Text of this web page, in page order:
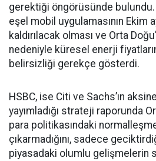
gerektiği öngörüsünde bulundu.
eşel mobil uygulamasının Ekim
kaldırılacak olması ve Orta
nedeniyle küresel enerji
belirsizliği gerekçe gösterdi.
HSBC, ise Citi ve Sachs’ın
yayımladığı strateji raporunda
para politikasındaki
çıkarmadığını, sadece
piyasadaki olumlu gelişmelerin